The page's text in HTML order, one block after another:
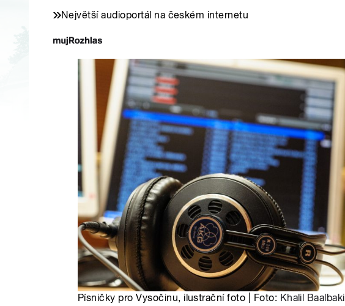
Největší audioportál na českém internetu
Písničky pro Vysočinu, ilustrační foto | Foto: Khalil Baalbaki